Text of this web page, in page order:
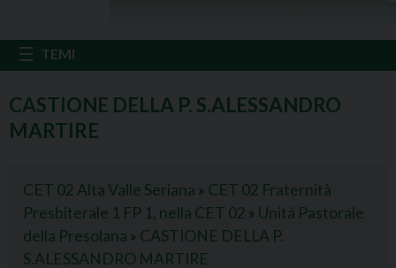
CASTIONE DELLA P. S.ALESSANDRO
MARTIRE
CET 02 Alta Valle Seriana » CET 02 Fraternità
Presbiterale 1 FP 1, nella CET 02 » Unità Pastorale
della Presolana » CASTIONE DELLA P.
S.ALESSANDRO MARTIRE